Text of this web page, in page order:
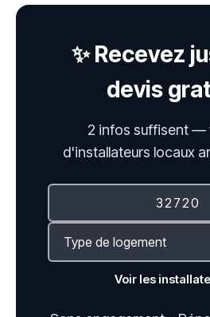
✨ Recevez
devis
2 infos suffisent —
d'installateurs locaux
Voir les